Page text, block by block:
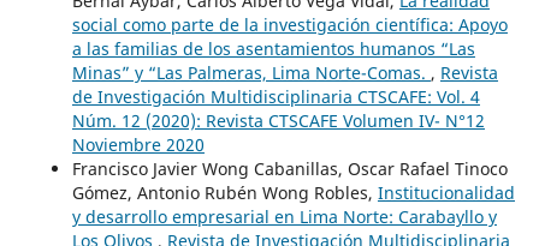
social como parte de la investigación científica: Apoyo
a las familias de los asentamientos humanos “Las
Minas” y “Las Palmeras, Lima Norte-Comas. , Revista
de Investigación Multidisciplinaria CTSCAFE: Vol. 4
Núm. 12 (2020): Revista CTSCAFE Volumen IV- N°12
Noviembre 2020
Francisco Javier Wong Cabanillas, Oscar Rafael Tinoco
Gómez, Antonio Rubén Wong Robles, Institucionalidad
y desarrollo empresarial en Lima Norte: Carabayllo y
Los Olivos , Revista de Investigación Multidisciplinaria